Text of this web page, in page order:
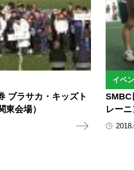
ブラサカ・キッズト
東会場）
イベ
SMBC
レーニ